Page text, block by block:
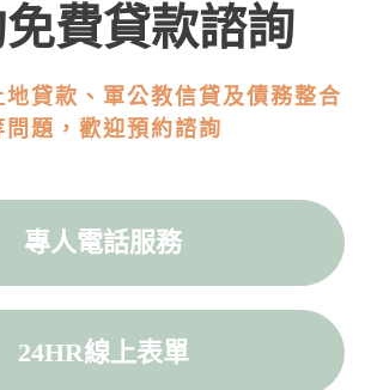
費貸款諮詢
地貸款、軍公教信貸及債務整合
問題，歡迎預約諮詢
專人電話服務
24HR線上表單